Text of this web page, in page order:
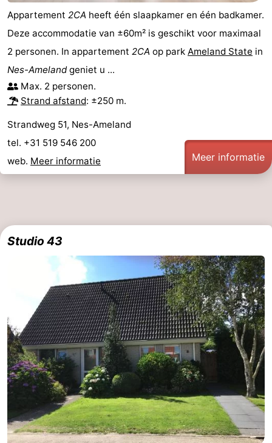
Appartement 2CA heeft één slaapkamer en één badkamer.
Deze accommodatie van ±60m² is geschikt voor maximaal
2 personen. In appartement 2CA op park Ameland State in
Nes-Amelandgeniet u ...
Max. 2 personen.
Strand afstand: ±250 m.
Strandweg 51, Nes-Ameland
tel. +31 519 546 200
web. Meer informatie Meer informatie
Studio 43